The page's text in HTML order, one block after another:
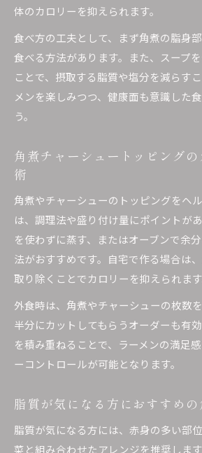
体のカロリーを抑えられます。
食べ方の工夫として、まず角煮の脂身
食べる方法があります。また、スープ
ことで、摂取する脂質や塩分を減らす
メンを楽しみつつ、健康面も意識した
う。
角煮チャーシュートッピングの
術
角煮やチャーシューのトッピングをヘ
は、調理法や盛り付け量にポイントが
を使わずに蒸す、またはオーブンで余
法がおすすめです。自宅で作る場合は
取り除くことでカロリーを抑えられます
外食時は、角煮やチャーシューの枚数
半分にカットしてもらうオーダーも有
を積み重ねることで、ラーメンの満足
ーコントロールが可能となります。
脂質が気になる方におすすめ
脂質が気になる方には、赤身の多い部
菜と組み合わせたアレンジを推奨しま